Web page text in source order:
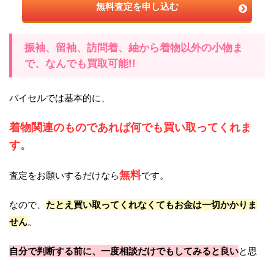
無料査定を申し込む
振袖、留袖、訪問着、紬から着物以外の小物ま
で、なんでも買取可能!!
バイセルでは基本的に、
着物関連のものであれば何でも買い取ってくれま
す。
査定をお願いするだけなら無料です。
なので、 たとえ買い取ってくれなくてもお金は一切かかりま
せん。
自分で判断する前に、一度相談だけでもしてみると良いと思